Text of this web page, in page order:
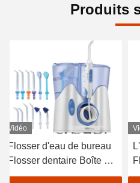
Produits
Vidéo
Flosser d'eau de bureau
Flosser dentaire Boîte de
Dantal Floss d'eau